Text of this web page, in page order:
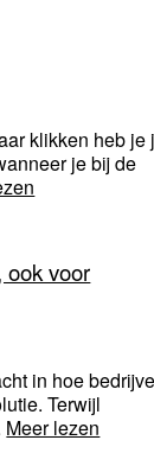
klikken heb je
je bij de
ook voor
in hoe
Terwijl
Meer lezen